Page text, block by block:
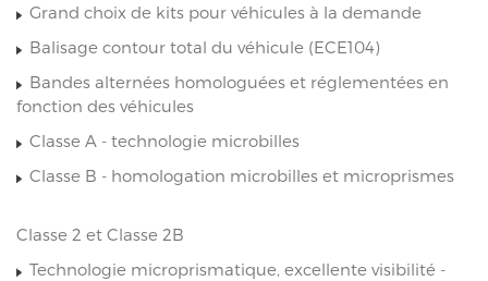
Grand choix de kits pour véhicules à la demande
Balisage contour total du véhicule (ECE104)
Bandes alternées homologuées et réglementées en
fonction des véhicules
Classe A - technologie microbilles
Classe B - homologation microbilles et microprismes
Classe 2 et Classe 2B
Technologie microprismatique, excellente visibilité -